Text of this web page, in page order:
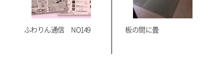
ふわりん通信 NO149 板の間に畳